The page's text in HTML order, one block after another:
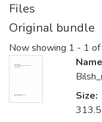
Files
Original bundle
Now showing 1 - 1
Size: